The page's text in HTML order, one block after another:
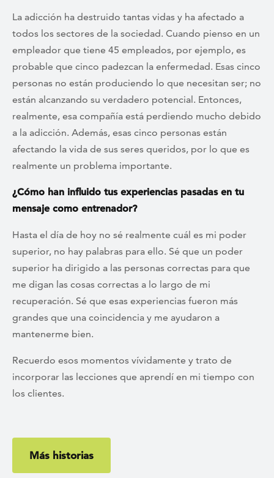
La adicción ha destruido tantas vidas y ha afectado a
todos los sectores de la sociedad. Cuando pienso en un
empleador que tiene 45 empleados, por ejemplo, es
probable que cinco padezcan la enfermedad. Esas cinco
personas no están produciendo lo que necesitan ser; no
están alcanzando su verdadero potencial. Entonces,
realmente, esa compañía está perdiendo mucho debido
a la adicción. Además, esas cinco personas están
afectando la vida de sus seres queridos, por lo que es
realmente un problema importante.
¿Cómo han influido tus experiencias pasadas en tu
mensaje como entrenador?
Hasta el día de hoy no sé realmente cuál es mi poder
superior, no hay palabras para ello. Sé que un poder
superior ha dirigido a las personas correctas para que
me digan las cosas correctas a lo largo de mi
recuperación. Sé que esas experiencias fueron más
grandes que una coincidencia y me ayudaron a
mantenerme bien.
Recuerdo esos momentos vívidamente y trato de
incorporar las lecciones que aprendí en mi tiempo con
los clientes.
Más historias